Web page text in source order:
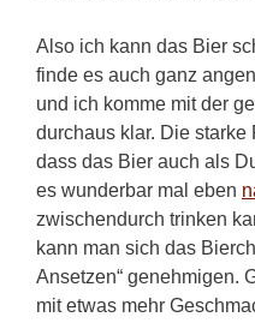
Also ich kann das Bier
finde es auch ganz
und ich komme mit der
durchaus klar. Die starke
dass das Bier auch als
es wunderbar mal eben
zwischendurch trinken
kann man sich das
Ansetzen“ genehmigen.
mit etwas mehr